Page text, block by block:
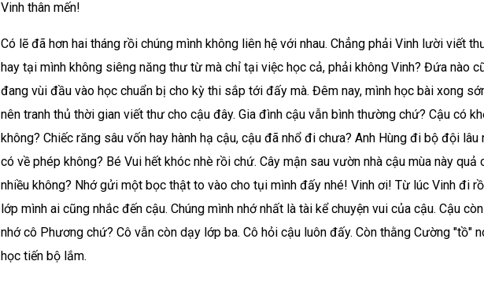
Vinh thân mến!
Có lẽ đã hơn hai tháng rồi chúng mình không liên hệ với nhau. Chẳng phải Vinh lười viết
hay tại mình không siêng năng thư từ mà chỉ tại việc học cả, phải không Vinh? Đứa nào
đang vùi đầu vào học chuẩn bị cho kỳ thi sắp tới đấy mà. Đêm nay, mình học bài xong
nên tranh thủ thời gian viết thư cho cậu đây. Gia đình cậu vẫn bình thường chứ? Cậu có
không? Chiếc răng sâu vốn hay hành hạ cậu, cậu đã nhổ đi chưa? Anh Hùng đi bộ đội lâu
có về phép không? Bé Vui hết khóc nhè rồi chứ. Cây mận sau vườn nhà cậu mùa này quả
nhiều không? Nhớ gửi một bọc thật to vào cho tụi mình đấy nhé! Vinh ơi! Từ lúc Vinh đi
lớp mình ai cũng nhắc đến cậu. Chúng mình nhớ nhất là tài kể chuyện vui của cậu. Cậu còn
nhớ cô Phương chứ? Cô vẫn còn dạy lớp ba. Cô hỏi cậu luôn đấy. Còn thằng Cường "tồ"
học tiến bộ lắm.